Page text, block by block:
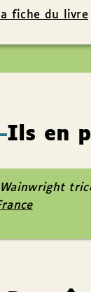
fiche du livre
Ils en